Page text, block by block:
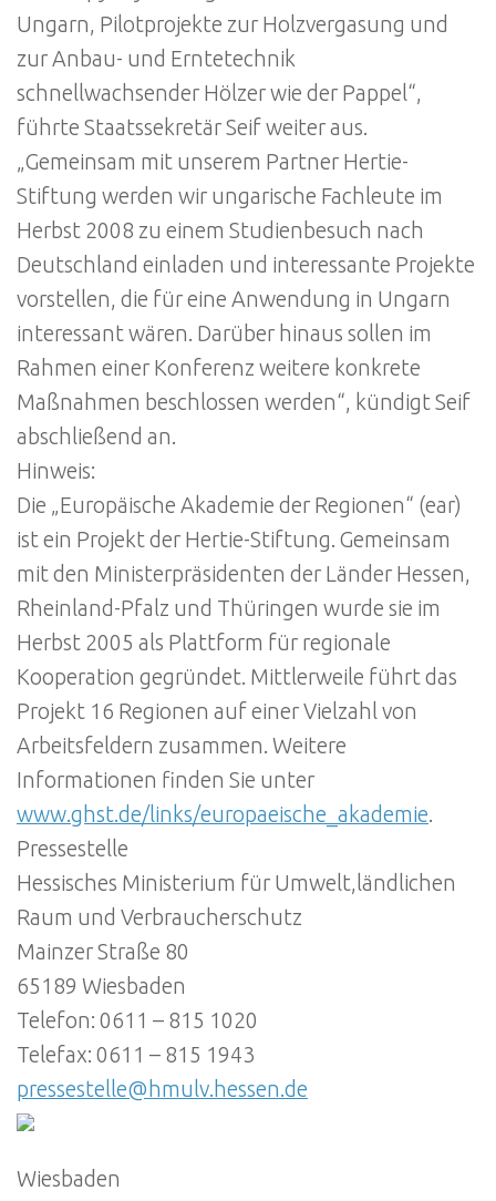
Ungarn, Pilotprojekte zur Holzvergasung und
zur Anbau- und Erntetechnik
schnellwachsender Hölzer wie der Pappel“,
führte Staatssekretär Seif weiter aus.
„Gemeinsam mit unserem Partner Hertie-
Stiftung werden wir ungarische Fachleute im
Herbst 2008 zu einem Studienbesuch nach
Deutschland einladen und interessante Projekte
vorstellen, die für eine Anwendung in Ungarn
interessant wären. Darüber hinaus sollen im
Rahmen einer Konferenz weitere konkrete
Maßnahmen beschlossen werden“, kündigt Seif
abschließend an.
Hinweis:
Die „Europäische Akademie der Regionen“ (ear)
ist ein Projekt der Hertie-Stiftung. Gemeinsam
mit den Ministerpräsidenten der Länder Hessen,
Rheinland-Pfalz und Thüringen wurde sie im
Herbst 2005 als Plattform für regionale
Kooperation gegründet. Mittlerweile führt das
Projekt 16 Regionen auf einer Vielzahl von
Arbeitsfeldern zusammen. Weitere
Informationen finden Sie unter
www.ghst.de/links/europaeische_akademie.
Pressestelle
Hessisches Ministerium für Umwelt,ländlichen
Raum und Verbraucherschutz
Mainzer Straße 80
65189 Wiesbaden
Telefon: 0611 – 815 1020
Telefax: 0611 – 815 1943
pressestelle@hmulv.hessen.de
Wiesbaden